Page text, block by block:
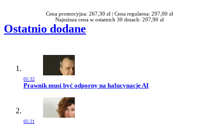
Cena promocyjna: 267,30 zł | Cena regularna: 297,00 zł
Najniższa cena w ostatnich 30 dniach: 207,90 zł
Ostatnio dodane
05:32
Przejdź do artykułu:
Prawnik musi być odporny na halucynacje AI
05:21